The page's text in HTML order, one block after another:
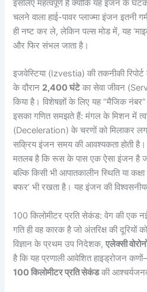
इसलिए महत्वपूर्ण है क्योंकि यह इंजन के
चलने वाला हाई-पावर प्लाज्मा इंजन इतनी
ही नष्ट कर ले, लेकिन पल्स मोड में, यह
और फिर संभल जाता है।
इजवेस्टिया (Izvestia) की तकनीकी
के दौरान 2,400 घंटेका सेवा जीवन
किया है। विशेषज्ञों के लिए यह “मैजिक
इसका गणित समझते हैं: मंगल के मिशन में
(Deceleration) के चरणों को मिलाकर
सक्रिय इंजन समय की आवश्यकता होती है।
मतलब है कि रूस के पास एक ऐसा इंजन है
बल्कि किसी भी आपातकालीन स्थिति या
बफर’ भी रखता है। यह इंजन की
100 किलोमीटर प्रति सेकंड: वेग की एक नई
गति ही वह कारक है जो अंतरिक्ष की दूरियों
विज्ञान के प्रथम उप निदेशक,एलेक्सी
है कि यह प्रणाली आवेशित हाइड्रोजन
100 किलोमीटर प्रति सेकंडकी